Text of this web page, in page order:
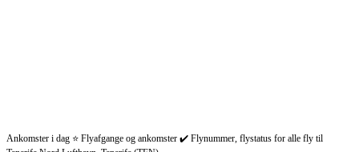
Ankomster i dag ⭐ Flyafgange og ankomster ✔️ Flynummer, flystatus for alle fly til